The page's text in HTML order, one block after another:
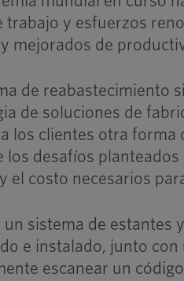
trabajo y esfuerzos
mejorados de
de reabastecimiento
de soluciones de
los clientes otra forma
los desafíos
el costo necesarios
un sistema de estantes
e instalado, junto
escanear un